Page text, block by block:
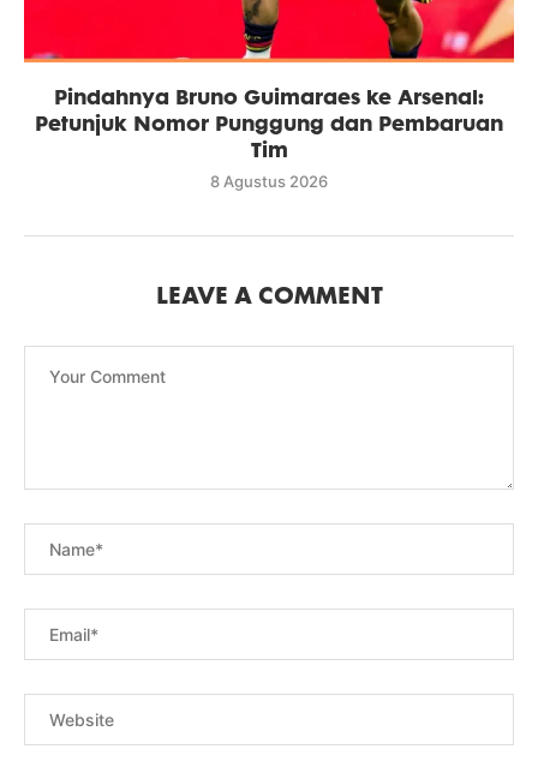
Pindahnya Bruno Guimaraes ke Arsenal:
Petunjuk Nomor Punggung dan Pembaruan
Tim
8 Agustus 2026
LEAVE A COMMENT